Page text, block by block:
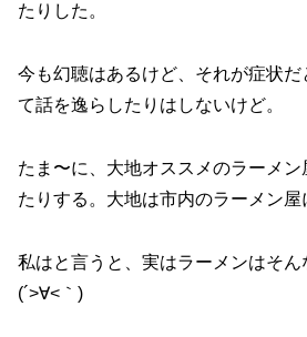
たりした。
今も幻聴はあるけど、それが症状だ
て話を逸らしたりはしないけど。
たま〜に、大地オススメのラーメ
たりする。大地は市内のラーメン屋
私はと言うと、実はラーメンはそん
(´>∀<｀)ゝ